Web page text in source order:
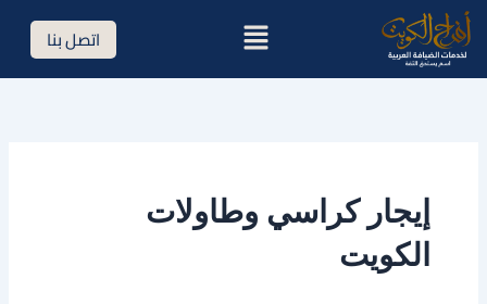
تخطي
إلى
المحتوى
القائمة اتصل بنا
إيجار كراسي وطاولات
الكويت